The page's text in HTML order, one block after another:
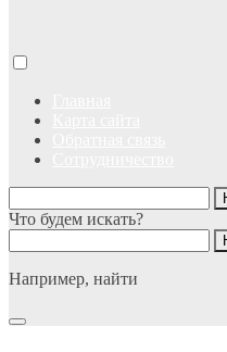
Что будем искать?
Например, найти